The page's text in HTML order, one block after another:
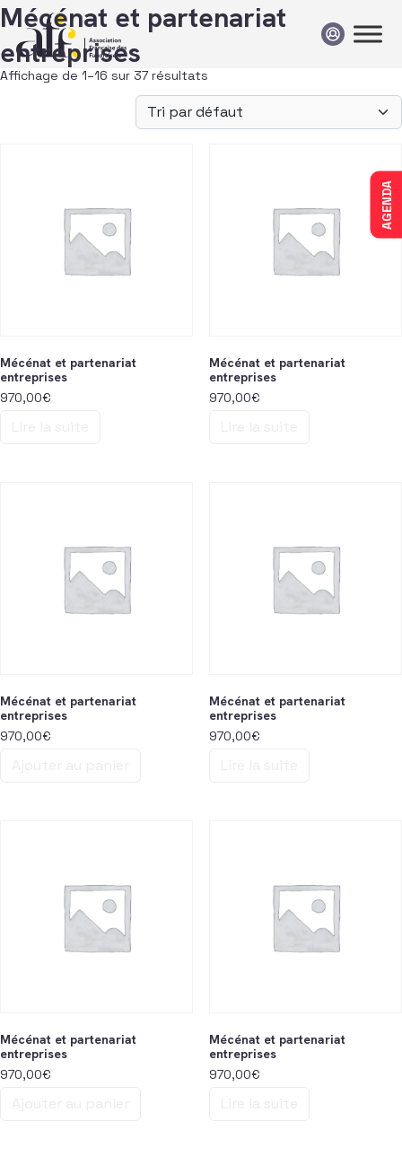
Passer au contenu
AGENDA
Mécénat et partenariat
entreprises
Affichage de 1–16 sur 37 résultats
Mécénat et partenariat
entreprises
970,00€
Mécénat et partenariat
entreprises
970,00€
Mécénat et partenariat
entreprises
970,00€
Mécénat et partenariat
entreprises
970,00€
Mécénat et partenariat
entreprises
970,00€
Mécénat et partenariat
entreprises
970,00€